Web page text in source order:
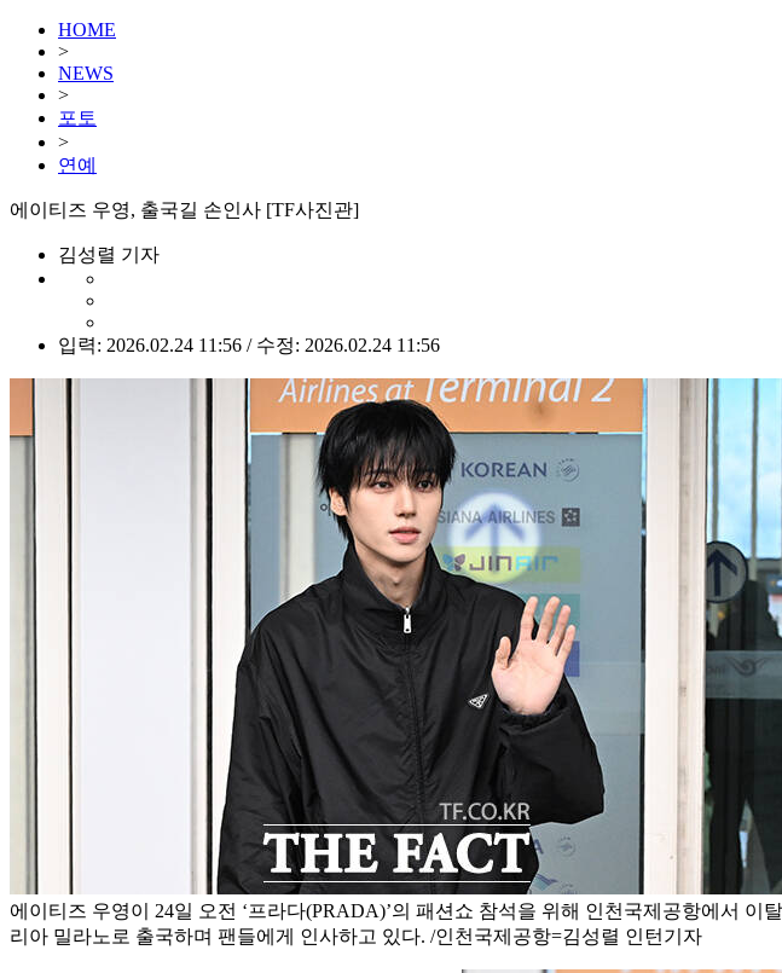
HOME
>
NEWS
>
포토
>
연예
에이티즈 우영, 출국길 손인사 [TF사진관]
김성렬 기자
입력: 2026.02.24 11:56 / 수정: 2026.02.24 11:56
에이티즈 우영이 24일 오전 ‘프라다(PRADA)’의 패션쇼 참석을 위해 인천국제공항에서 이탈
리아 밀라노로 출국하며 팬들에게 인사하고 있다. /인천국제공항=김성렬 인턴기자